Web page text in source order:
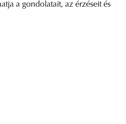
a gondolatait, az érzéseit és